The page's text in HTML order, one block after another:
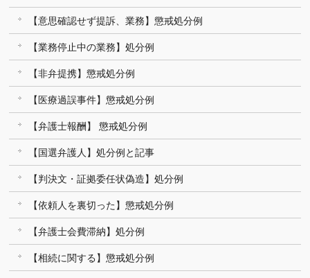
【意思確認せず提訴、業務】懲戒処分例
【業務停止中の業務】処分例
【非弁提携】懲戒処分例
【医療過誤事件】懲戒処分例
【弁護士報酬】 懲戒処分例
【国選弁護人】処分例と記事
【判決文・証拠委任状偽造】処分例
【依頼人を裏切った】懲戒処分例
【弁護士会費滞納】処分例
【相続に関する】懲戒処分例